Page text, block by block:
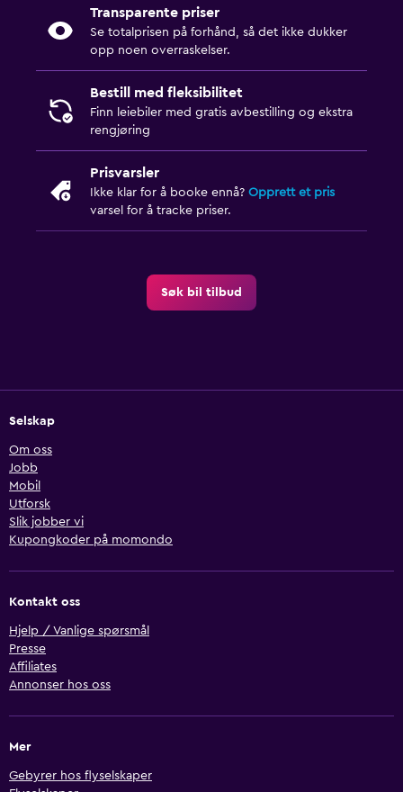
Transparente priser
Se totalprisen på forhånd, så det ikke dukker
opp noen overraskelser.
Bestill med fleksibilitet
Finn leiebiler med gratis avbestilling og ekstra
rengjøring
Prisvarsler
Ikke klar for å booke ennå? Opprett et pris
varsel for å tracke priser.
Søk bil tilbud
Selskap
Om oss
Jobb
Mobil
Utforsk
Slik jobber vi
Kupongkoder på momondo
Kontakt oss
Hjelp / Vanlige spørsmål
Presse
Affiliates
Annonser hos oss
Mer
Gebyrer hos flyselskaper